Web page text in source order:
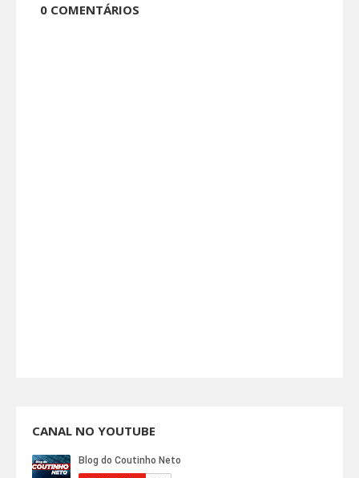
0 COMENTÁRIOS
CANAL NO YOUTUBE